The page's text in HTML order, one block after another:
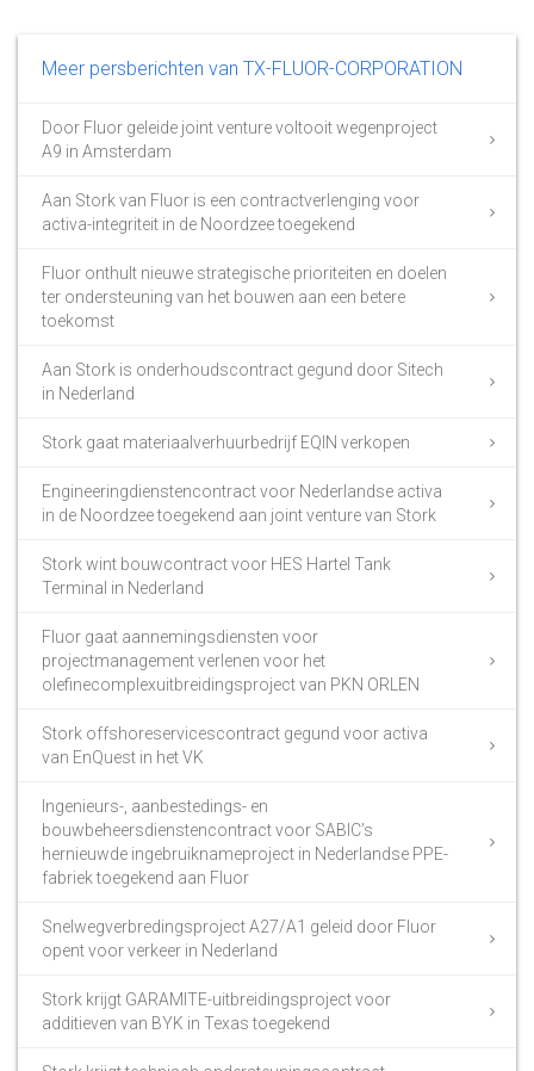
Meer persberichten van TX-FLUOR-CORPORATION
Door Fluor geleide joint venture voltooit wegenproject
A9 in Amsterdam
Aan Stork van Fluor is een contractverlenging voor
activa-integriteit in de Noordzee toegekend
Fluor onthult nieuwe strategische prioriteiten en doelen
ter ondersteuning van het bouwen aan een betere
toekomst
Aan Stork is onderhoudscontract gegund door Sitech
in Nederland
Stork gaat materiaalverhuurbedrijf EQIN verkopen
Engineeringdienstencontract voor Nederlandse activa
in de Noordzee toegekend aan joint venture van Stork
Stork wint bouwcontract voor HES Hartel Tank
Terminal in Nederland
Fluor gaat aannemingsdiensten voor
projectmanagement verlenen voor het
olefinecomplexuitbreidingsproject van PKN ORLEN
Stork offshoreservicescontract gegund voor activa
van EnQuest in het VK
Ingenieurs-, aanbestedings- en
bouwbeheersdienstencontract voor SABIC’s
hernieuwde ingebruiknameproject in Nederlandse PPE-
fabriek toegekend aan Fluor
Snelwegverbredingsproject A27/A1 geleid door Fluor
opent voor verkeer in Nederland
Stork krijgt GARAMITE-uitbreidingsproject voor
additieven van BYK in Texas toegekend